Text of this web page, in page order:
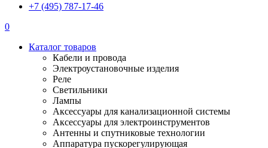
+7 (495) 787-17-46
0
Каталог товаров
Кабели и провода
Электроустановочные изделия
Реле
Светильники
Лампы
Аксессуары для канализационной системы
Аксессуары для электроинструментов
Антенны и спутниковые технологии
Аппаратура пускорегулирующая